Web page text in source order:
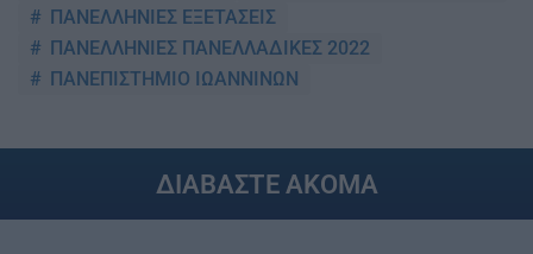
ΠΑΝΕΛΛΗΝΙΕΣ ΕΞΕΤΑΣΕΙΣ
ΠΑΝΕΛΛΗΝΙΕΣ ΠΑΝΕΛΛΑΔΙΚΕΣ 2022
ΠΑΝΕΠΙΣΤΗΜΙΟ ΙΩΑΝΝΙΝΩΝ
ΔΙΑΒΑΣΤΕ ΑΚΟΜΑ